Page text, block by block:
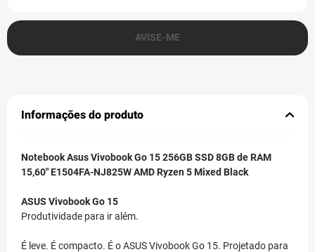
Informações do produto
Notebook Asus Vivobook Go 15 256GB SSD 8GB de RAM
15,60" E1504FA-NJ825W AMD Ryzen 5 Mixed Black
ASUS Vivobook Go 15
Produtividade para ir além.
É leve. É compacto. É o ASUS Vivobook Go 15. Projetado para